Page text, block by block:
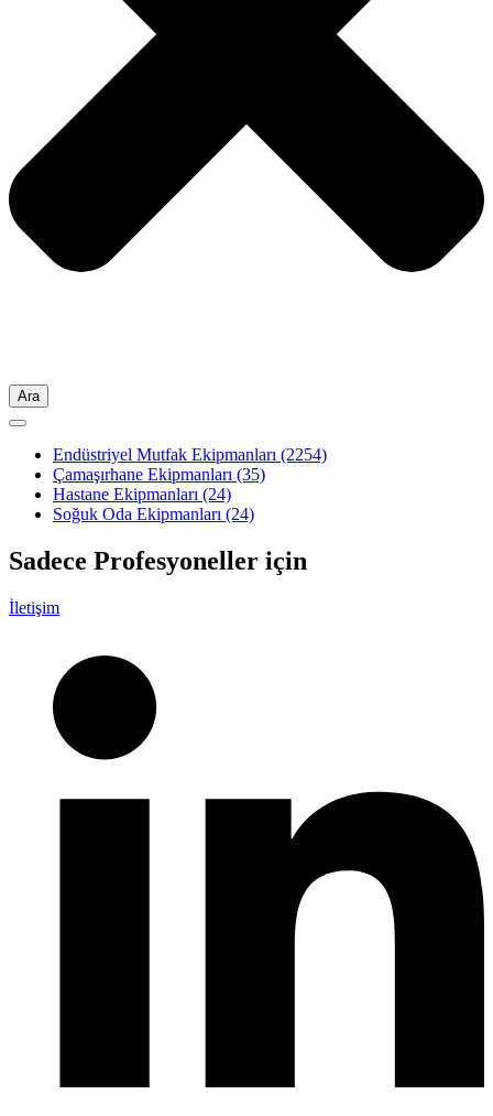
Ara
Endüstriyel Mutfak Ekipmanları (2254)
Çamaşırhane Ekipmanları (35)
Hastane Ekipmanları (24)
Soğuk Oda Ekipmanları (24)
Sadece Profesyoneller için
İletişim